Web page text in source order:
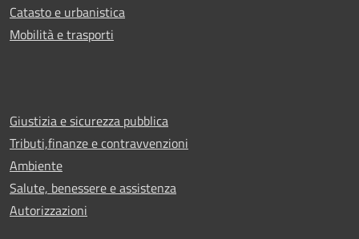
Catasto e urbanistica
Mobilità e trasporti
Giustizia e sicurezza pubblica
Tributi,finanze e contravvenzioni
Ambiente
Salute, benessere e assistenza
Autorizzazioni